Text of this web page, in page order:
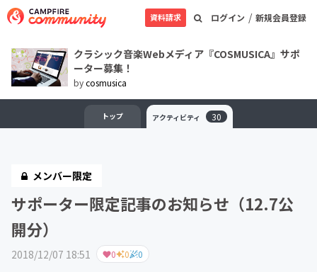
ログイン / 新規会員登録
資料請求
クラシック音楽Webメディア『COSMUSICA』サポ
ーター募集！
bycosmusica
トップ アクティビティ 30
メンバー限定
サポーター限定記事のお知らせ（12.7公
開分）
2018/12/07 18:51 0 0 0